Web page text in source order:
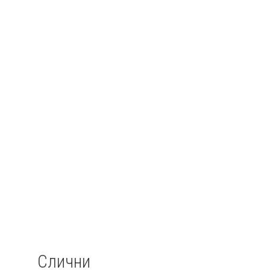
Слични